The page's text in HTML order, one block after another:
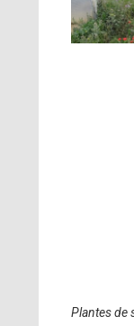
Plantes de